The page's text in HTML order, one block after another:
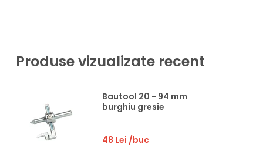
Produse vizualizate recent
Bautool 20 - 94 mm
burghiu gresie
48 Lei /buc